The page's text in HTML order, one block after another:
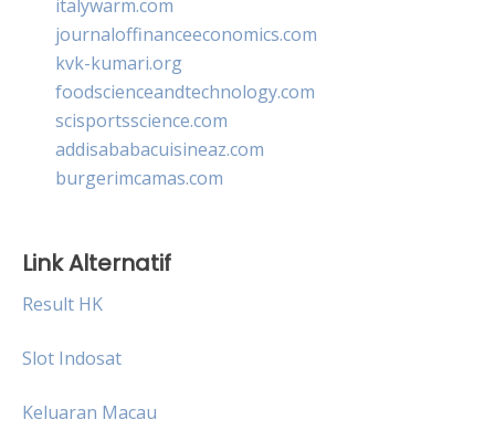
italywarm.com
journaloffinanceeconomics.com
kvk-kumari.org
foodscienceandtechnology.com
scisportsscience.com
addisababacuisineaz.com
burgerimcamas.com
Link Alternatif
Result HK
Slot Indosat
Keluaran Macau